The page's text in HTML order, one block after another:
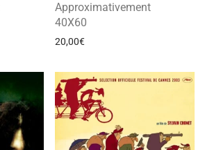
Approximativement
40X60
20,00€